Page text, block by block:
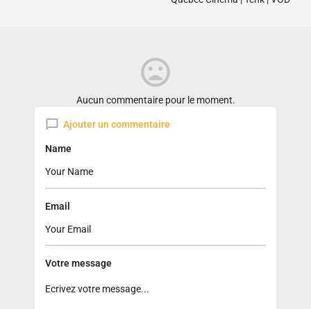
Aucun commentaire pour le moment.
Ajouter un commentaire
Name
Email
Votre message